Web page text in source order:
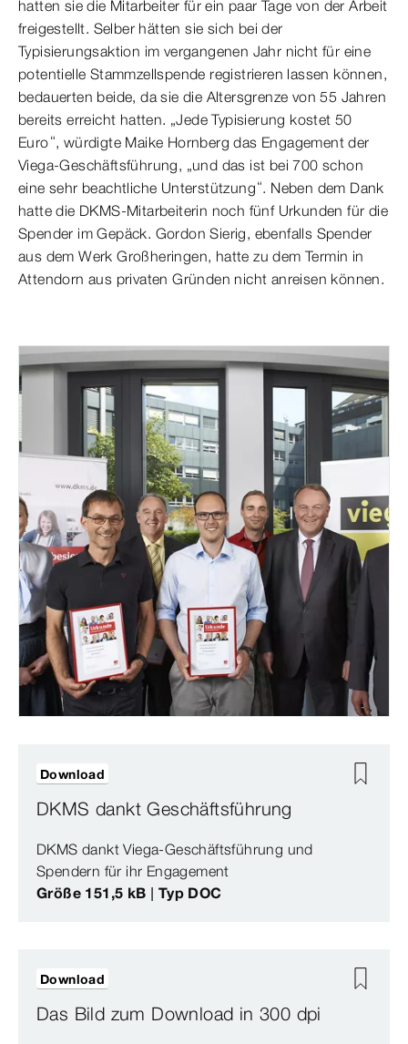
hatten sie die Mitarbeiter für ein paar Tage von der Arbeit
freigestellt. Selber hätten sie sich bei der
Typisierungsaktion im vergangenen Jahr nicht für eine
potentielle Stammzellspende registrieren lassen können,
bedauerten beide, da sie die Altersgrenze von 55 Jahren
bereits erreicht hatten. „Jede Typisierung kostet 50
Euro“, würdigte Maike Hornberg das Engagement der
Viega-Geschäftsführung, „und das ist bei 700 schon
eine sehr beachtliche Unterstützung“. Neben dem Dank
hatte die DKMS-Mitarbeiterin noch fünf Urkunden für die
Spender im Gepäck. Gordon Sierig, ebenfalls Spender
aus dem Werk Großheringen, hatte zu dem Termin in
Attendorn aus privaten Gründen nicht anreisen können.
DKMS dankt Geschäftsführung
DKMS dankt Viega-Geschäftsführung und
Spendern für ihr Engagement
Größe 151,5 kB | Typ DOC
Download
Das Bild zum Download in 300 dpi
Download